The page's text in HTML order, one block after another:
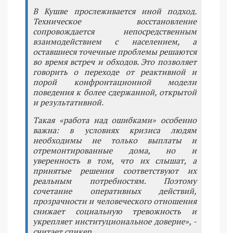
В Кушве прослеживается иной подход.
Техническое восстановление
сопровождается непосредственным
взаимодействием с населением, а
оставшиеся точечные проблемы решаются
во время встреч и обходов. Это позволяет
говорить о переходе от реактивной и
порой конфронтационной модели
поведения к более сдержанной, открытой
и результативной.
Такая «работа над ошибками» особенно
важна: в условиях кризиса людям
необходимы не только выплаты и
отремонтированные дома, но и
уверенность в том, что их слышат, а
принятые решения соответствуют их
реальным потребностям. Поэтому
сочетание оперативных действий,
прозрачности и человеческого отношения
снижает социальную тревожность и
укрепляет институциональное доверие», -